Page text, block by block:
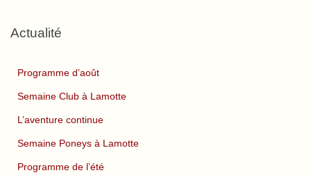
Actualité
Programme d’août
Semaine Club à Lamotte
L’aventure continue
Semaine Poneys à Lamotte
Programme de l’été